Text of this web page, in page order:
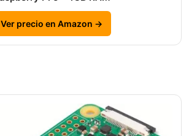
Ver precio en Amazon →